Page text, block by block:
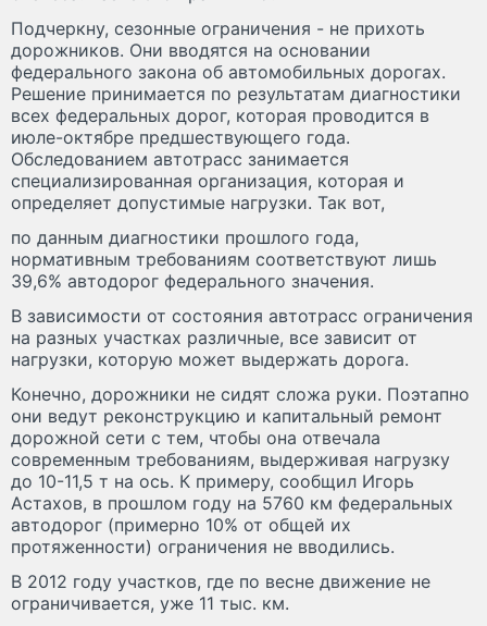
Подчеркну, сезонные ограничения - не прихоть
дорожников. Они вводятся на основании
федерального закона об автомобильных дорогах.
Решение принимается по результатам диагностики
всех федеральных дорог, которая проводится в
июле-октябре предшествующего года.
Обследованием автотрасс занимается
специализированная организация, которая и
определяет допустимые нагрузки. Так вот,
по данным диагностики прошлого года,
нормативным требованиям соответствуют лишь
39,6% автодорог федерального значения.
В зависимости от состояния автотрасс ограничения
на разных участках различные, все зависит от
нагрузки, которую может выдержать дорога.
Конечно, дорожники не сидят сложа руки. Поэтапно
они ведут реконструкцию и капитальный ремонт
дорожной сети с тем, чтобы она отвечала
современным требованиям, выдерживая нагрузку
до 10-11,5 т на ось. К примеру, сообщил Игорь
Астахов, в прошлом году на 5760 км федеральных
автодорог (примерно 10% от общей их
протяженности) ограничения не вводились.
В 2012 году участков, где по весне движение не
ограничивается, уже 11 тыс. км.